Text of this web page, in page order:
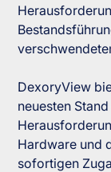
DexoryView
neuesten
Hardware und
sofortigen